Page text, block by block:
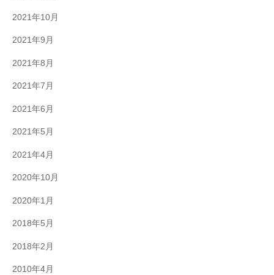
2021年10月
2021年9月
2021年8月
2021年7月
2021年6月
2021年5月
2021年4月
2020年10月
2020年1月
2018年5月
2018年2月
2010年4月